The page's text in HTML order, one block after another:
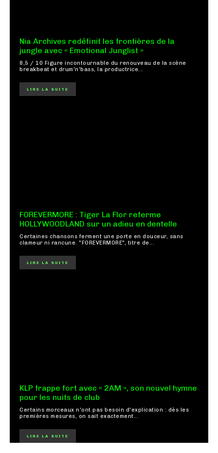
Nia Archives redéfinit les frontières de la
jungle avec « Emotional Junglist »
8,5 / 10 Figure incontournable du renouveau de la scène
breakbeat et drum'n'bass, la productrice...
LIRE LA SUITE
FOREVERMORE : Tiger La Flor referme
HOLLYWOODLAND sur un adieu en dentelle
Certaines chansons ferment une porte en douceur, sans
clameur ni rancune. "FOREVERMORE", titre de...
LIRE LA SUITE
KLP frappe fort avec « 2AM », son nouvel hymne
pour les nuits de club
Certains morceaux n'ont pas besoin d'explication : dès les
premières mesures, on sait exactement...
LIRE LA SUITE